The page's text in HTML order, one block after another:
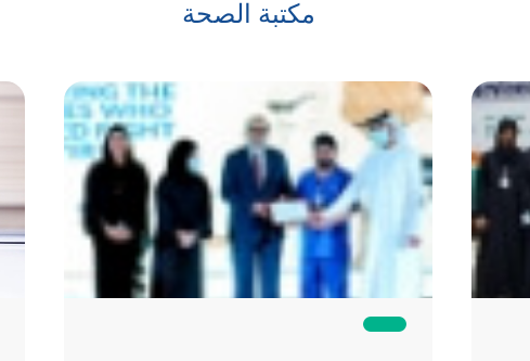
مكتبة الصحة